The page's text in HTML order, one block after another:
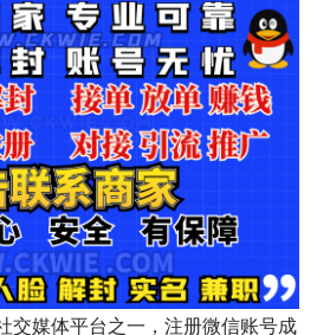
交媒体平台之一，注册微信账号成